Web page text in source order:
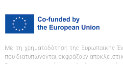
Με τη χρηματοδότηση της Ευρωπαϊκής
που διατυπώνονται εκφράζουν